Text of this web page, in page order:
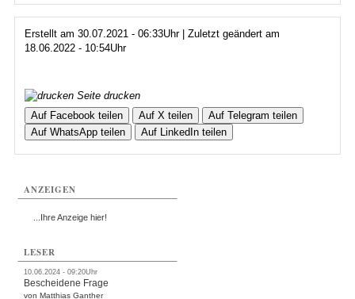
Erstellt am 30.07.2021 - 06:33Uhr | Zuletzt geändert am
18.06.2022 - 10:54Uhr
Seite drucken
Auf Facebook teilen
Auf X teilen
Auf Telegram teilen
Auf WhatsApp teilen
Auf LinkedIn teilen
ANZEIGEN
...Ihre Anzeige hier!
LESER
10.06.2024 - 09:20Uhr
Bescheidene Frage
von Matthias Ganther